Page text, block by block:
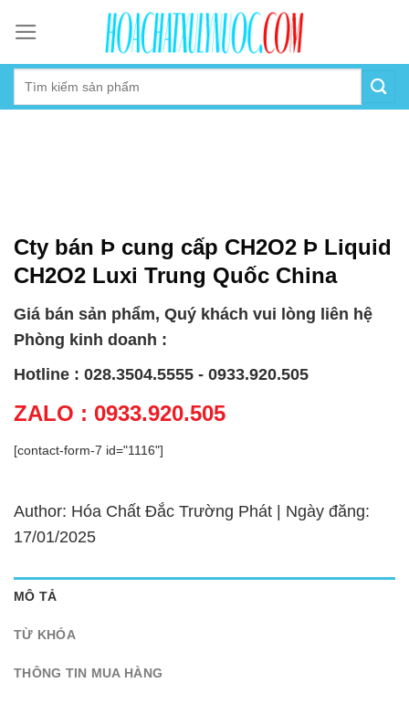
content
Cty bán Þ cung cấp CH2O2 Þ Liquid
CH2O2 Luxi Trung Quốc China
Giá bán sản phẩm, Quý khách vui lòng liên hệ
Phòng kinh doanh :
Hotline : 028.3504.5555 - 0933.920.505
ZALO : 0933.920.505
[contact-form-7 id="1116"]
Author: Hóa Chất Đắc Trường Phát | Ngày đăng:
17/01/2025
MÔ TẢ
TỪ KHÓA
THÔNG TIN MUA HÀNG